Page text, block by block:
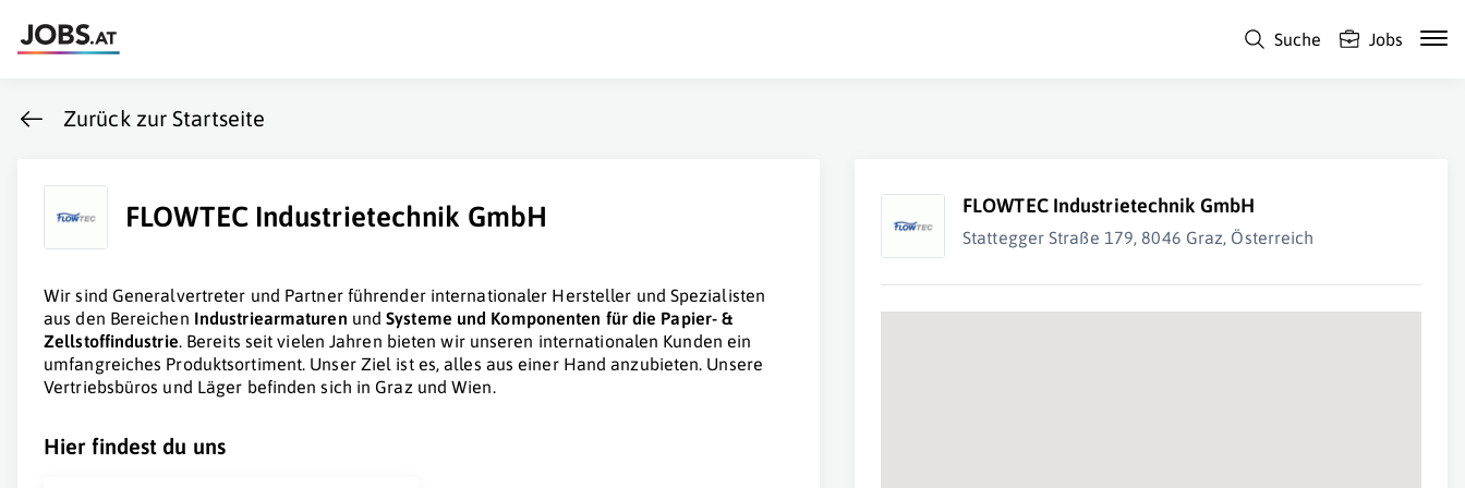
Suche Jobs
Zurück zur Startseite
FLOWTEC Industrietechnik GmbH
Wir sind Generalvertreter und Partner führender internationaler Hersteller und Spezialisten
aus den Bereichen Industriearmaturen undSysteme und Komponenten für die Papier- &
Zellstoffindustrie. Bereits seit vielen Jahren bieten wir unseren internationalen Kunden ein
umfangreiches Produktsortiment. Unser Ziel ist es, alles aus einer Hand anzubieten. Unsere
Vertriebsbüros und Läger befinden sich in Graz und Wien.
Hier findest du uns
FLOWTEC Industrietechnik GmbH
Stattegger Straße 179, 8046 Graz, Österreich